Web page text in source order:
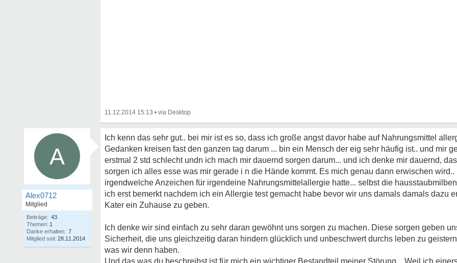
11.12.2014 15:13 •
A
Alex0712
Mitglied
Beiträge: 43
Themen: 1
Danke erhalten: 7
Mitglied seit: 28.11.2014
Ich kenn das sehr gut.. bei mir ist es so, dass ich große angst davor habe auf Nahrungsmittel
Gedanken kreisen fast den ganzen tag darum ... bin ein Mensch der eig sehr häufig ist.. und mir
erstmal 2 std schlecht undn ich mach mir dauernd sorgen darum... und ich denke mir dauernd,
sorgen ich alles esse was mir gerade i n die Hände kommt. Es mich genau dann erwischen
irgendwelche Anzeichen für irgendeine Nahrungsmittelallergie hatte... selbst die
ich erst bemerkt nachdem ich ein Allergie test gemacht habe bevor wir uns damals damals dazu
Kater ein Zuhause zu geben.
Ich denke wir sind einfach zu sehr daran gewöhnt uns sorgen zu machen. Diese sorgen geben
Sicherheit, die uns gleichzeitig daran hindern glücklich und unbeschwert durchs leben zu
was wir denn haben.
Und das was du beschreibst ist für mich ein wichtiger Bestandteil meiner Störung. . Weil ich